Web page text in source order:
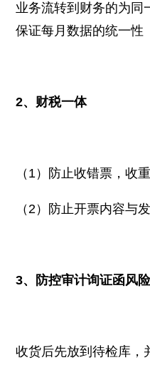
业务流转到财务的为同
保证每月数据的统一性
2、财税一体
（1）防止收错票，收
（2）防止开票内容与
3、防控审计询证函风
收货后先放到待检库，